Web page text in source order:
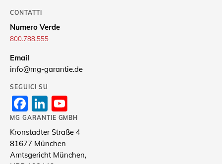
CONTATTI
Numero Verde
800.788.555
Email
info@mg-garantie.de
SEGUICI SU
Facebook
LinkedIn
Channel
MG GARANTIE GMBH
Kronstadter Straße 4
81677 München
Amtsgericht München,